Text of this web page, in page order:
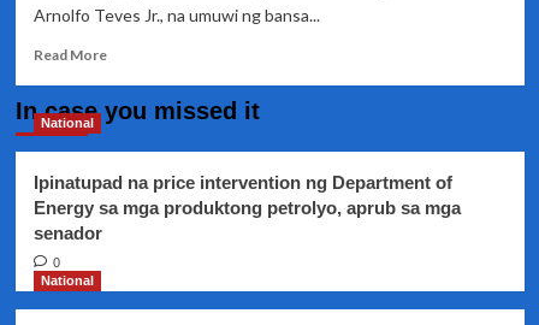
Arnolfo Teves Jr., na umuwi ng bansa...
Read MoreRead
Mga
si
Congressman
In case you missed it
National
Ipinatupad na price intervention ng Department of
Energy sa mga produktong petrolyo, aprub sa mga
senador
0
National